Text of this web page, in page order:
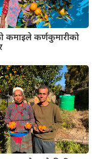
कमाइले कर्णकुमारीको